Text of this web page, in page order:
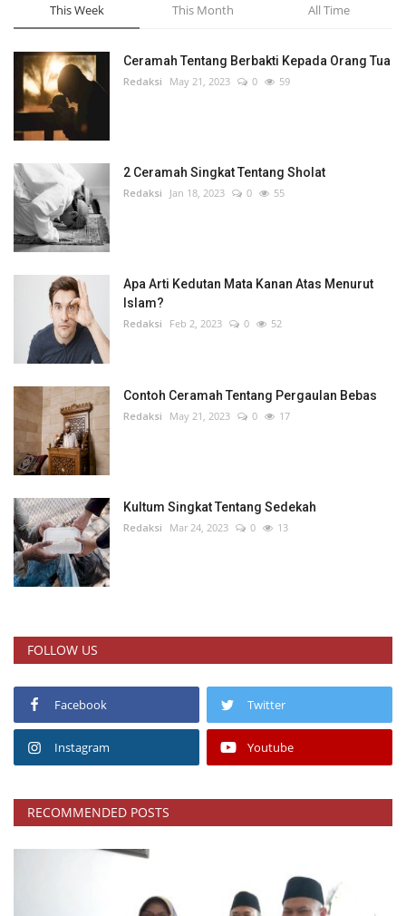
This Week This Month All Time
Ceramah Tentang Berbakti Kepada Orang Tua
Redaksi May 21, 2023 0 59
2 Ceramah Singkat Tentang Sholat
Redaksi Jan 18, 2023 0 55
Apa Arti Kedutan Mata Kanan Atas Menurut
Islam?
Redaksi Feb 2, 2023 0 52
Contoh Ceramah Tentang Pergaulan Bebas
Redaksi May 21, 2023 0 17
Kultum Singkat Tentang Sedekah
Redaksi Mar 24, 2023 0 13
FOLLOW US
Facebook Twitter
Instagram Youtube
RECOMMENDED POSTS